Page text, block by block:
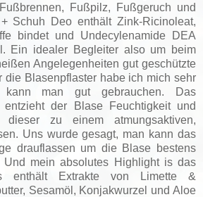
Fußpilz, Fußgeruch und
Schuh Deo enthält Zink-Ricinoleat,
bindet und Undecylenamide DEA
Ein idealer Begleiter also um beim
Angelegenheiten gut geschützte
die Blasenpflaster habe ich mich sehr
man gut gebrauchen. Das
entzieht der Blase Feuchtigkeit und
zu einem atmungsaktiven,
Uns wurde gesagt, man kann das
drauflassen um die Blase bestens
mein absolutes Highlight is das
enthält Extrakte von Limette &
Sesamöl, Konjakwurzel und Aloe